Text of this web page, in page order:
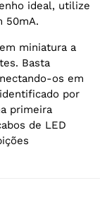
ideal, utilize
50mA.
miniatura a
Basta
os em
por
primeira
de LED